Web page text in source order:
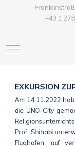
+43 1
Mobile Menu Toggle
EXKURSION
Am 14.11.2022
die UNO-City
Prof. Shihabi
Flughafen, auf